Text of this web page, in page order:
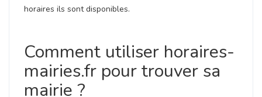
horaires ils sont disponibles.
Comment utiliser horaires-
mairies.fr pour trouver sa
mairie ?